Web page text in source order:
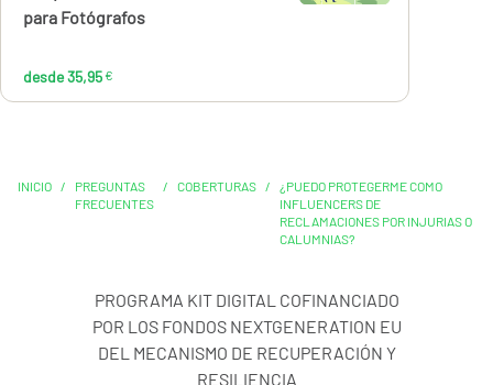
para Fotógrafos
desde 35,95 €
INICIO /
PREGUNTAS
FRECUENTES
/ COBERTURAS /
¿PUEDO PROTEGERME COMO
INFLUENCERS DE
RECLAMACIONES POR INJURIAS O
CALUMNIAS?
PROGRAMA KIT DIGITAL COFINANCIADO
POR LOS FONDOS NEXTGENERATION EU
DEL MECANISMO DE RECUPERACIÓN Y
RESILIENCIA